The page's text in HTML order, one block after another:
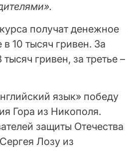
получат денежное
10 тысяч гривен. За
гривен, за третье –
язык» победу
Гора из Никополя.
защиты Отечества
Лозу из